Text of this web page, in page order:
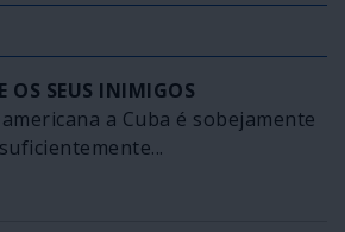
OS SEUS INIMIGOS
a Cuba é sobejamente